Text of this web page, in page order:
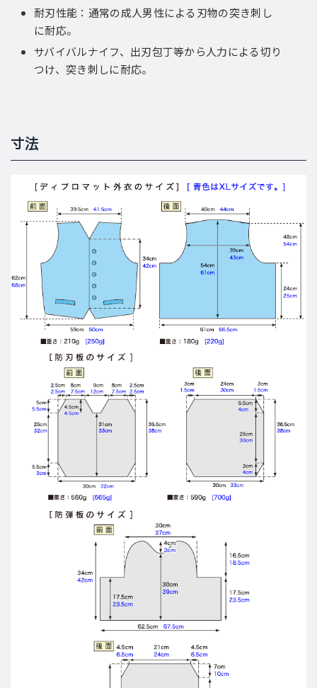
耐刃性能：通常の成人男性による刃物の突き刺し
に耐応。
サバイバルナイフ、出刃包丁等から人力による切り
つけ、突き刺しに耐応。
寸法